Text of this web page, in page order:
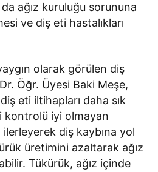
ağız kuruluğu sorununa
ve diş eti hastalıkları
olarak görülen diş
Öğr. Üyesi Baki Meşe,
eti iltihapları daha sık
kontrolü iyi olmayan
diş kaybına yol
üretimini azaltarak ağız
Tükürük, ağız içinde